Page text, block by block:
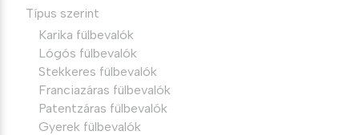
Típus szerint
Karika fülbevalók
Lógós fülbevalók
Stekkeres fülbevalók
Franciazáras fülbevalók
Patentzáras fülbevalók
Gyerek fülbevalók